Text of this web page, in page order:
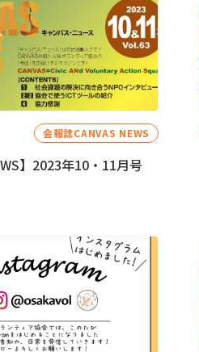
会報誌CANVAS NEWS
】2023年10・11月号